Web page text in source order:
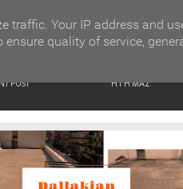
POST Η ΓΗ ΜΑΣ
traffic. Your IP address and
quality of service,